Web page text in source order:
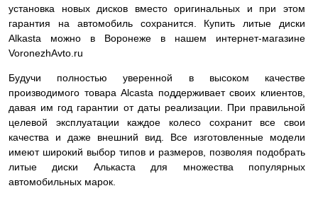
установка новых дисков вместо оригинальных и при этом
гарантия на автомобиль сохранится. Купить литые диски
Alkasta можно в Воронеже в нашем интернет-магазине
VoronezhAvto.ru
Будучи полностью уверенной в высоком качестве
производимого товара Alcasta поддерживает своих клиентов,
давая им год гарантии от даты реализации. При правильной
целевой эксплуатации каждое колесо сохранит все свои
качества и даже внешний вид. Все изготовленные модели
имеют широкий выбор типов и размеров, позволяя подобрать
литые диски Алькаста для множества популярных
автомобильных марок.